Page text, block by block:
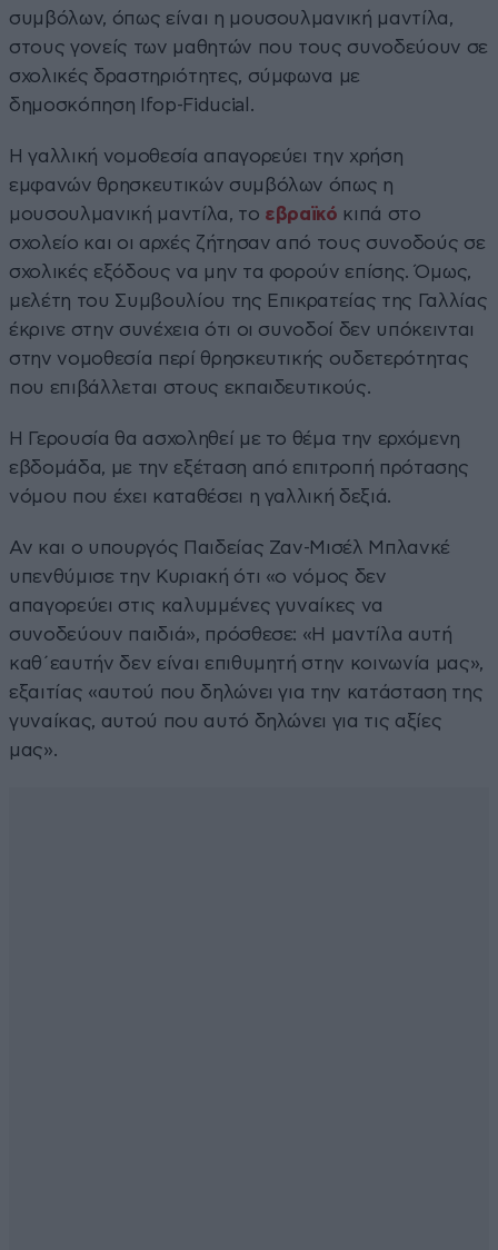
συμβόλων, όπως είναι η μουσουλμανική μαντίλα,
στους γονείς των μαθητών που τους συνοδεύουν σε
σχολικές δραστηριότητες, σύμφωνα με
δημοσκόπηση Ifop-Fiducial.
Η γαλλική νομοθεσία απαγορεύει την χρήση
εμφανών θρησκευτικών συμβόλων όπως η
μουσουλμανική μαντίλα, το εβραϊκό κιπά στο
σχολείο και οι αρχές ζήτησαν από τους συνοδούς σε
σχολικές εξόδους να μην τα φορούν επίσης. Όμως,
μελέτη του Συμβουλίου της Επικρατείας της Γαλλίας
έκρινε στην συνέχεια ότι οι συνοδοί δεν υπόκεινται
στην νομοθεσία περί θρησκευτικής ουδετερότητας
που επιβάλλεται στους εκπαιδευτικούς.
Η Γερουσία θα ασχοληθεί με το θέμα την ερχόμενη
εβδομάδα, με την εξέταση από επιτροπή πρότασης
νόμου που έχει καταθέσει η γαλλική δεξιά.
Αν και ο υπουργός Παιδείας Ζαν-Μισέλ Μπλανκέ
υπενθύμισε την Κυριακή ότι «ο νόμος δεν
απαγορεύει στις καλυμμένες γυναίκες να
συνοδεύουν παιδιά», πρόσθεσε: «Η μαντίλα αυτή
καθ΄εαυτήν δεν είναι επιθυμητή στην κοινωνία μας»,
εξαιτίας «αυτού που δηλώνει για την κατάσταση της
γυναίκας, αυτού που αυτό δηλώνει για τις αξίες
μας».